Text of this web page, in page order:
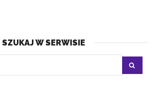
SZUKAJ W SERWISIE